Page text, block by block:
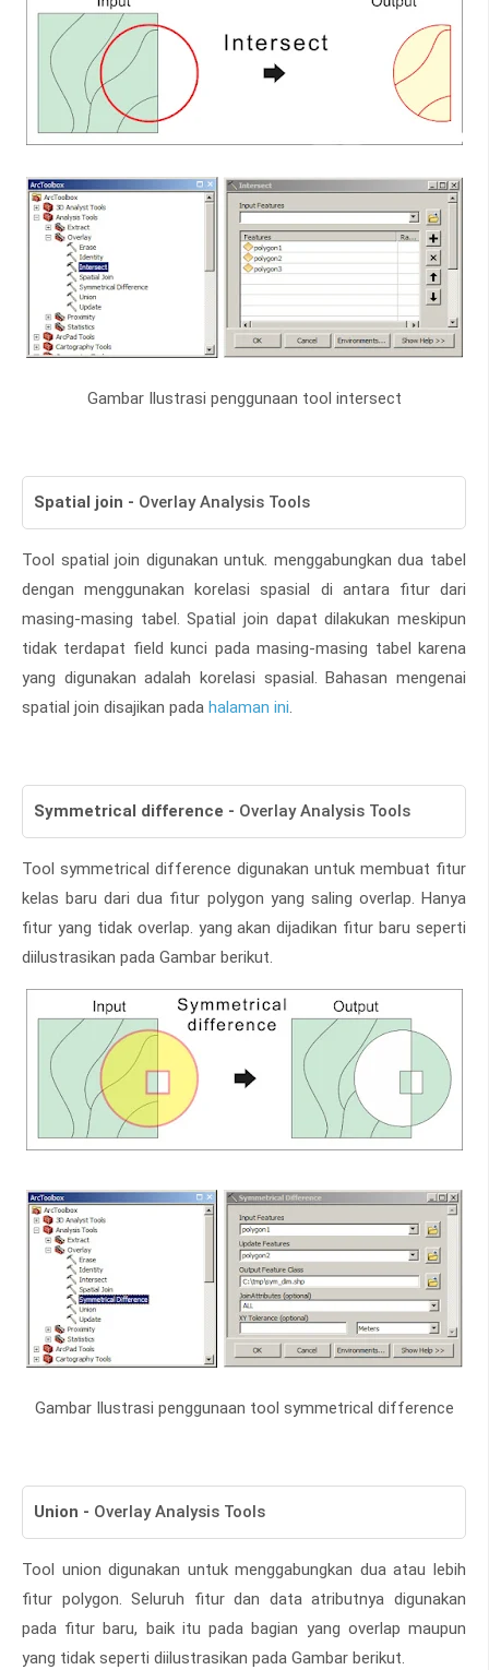
Gambar Ilustrasi penggunaan tool intersect
Spatial join - Overlay Analysis Tools
Tool spatial join digunakan untuk. menggabungkan dua tabel
dengan menggunakan korelasi spasial di antara fitur dari
masing-masing tabel. Spatial join dapat dilakukan meskipun
tidak terdapat field kunci pada masing-masing tabel karena
yang digunakan adalah korelasi spasial. Bahasan mengenai
spatial join disajikan pada halaman ini.
Symmetrical difference - Overlay Analysis Tools
Tool symmetrical difference digunakan untuk membuat fitur
kelas baru dari dua fitur polygon yang saling overlap. Hanya
fitur yang tidak overlap. yang akan dijadikan fitur baru seperti
diilustrasikan pada Gambar berikut.
Gambar Ilustrasi penggunaan tool symmetrical difference
Union - Overlay Analysis Tools
Tool union digunakan untuk menggabungkan dua atau lebih
fitur polygon. Seluruh fitur dan data atributnya digunakan
pada fitur baru, baik itu pada bagian yang overlap maupun
yang tidak seperti diilustrasikan pada Gambar berikut.